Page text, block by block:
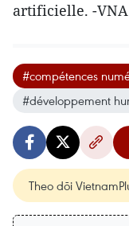
artificielle. -VNA
#compétences
#développement
Theo dõi